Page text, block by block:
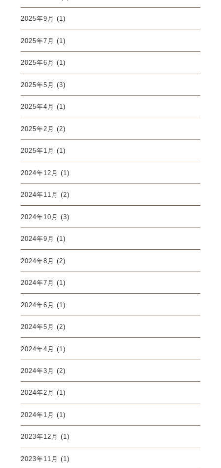
2025年9月 (1)
2025年7月 (1)
2025年6月 (1)
2025年5月 (3)
2025年4月 (1)
2025年2月 (2)
2025年1月 (1)
2024年12月 (1)
2024年11月 (2)
2024年10月 (3)
2024年9月 (1)
2024年8月 (2)
2024年7月 (1)
2024年6月 (1)
2024年5月 (2)
2024年4月 (1)
2024年3月 (2)
2024年2月 (1)
2024年1月 (1)
2023年12月 (1)
2023年11月 (1)